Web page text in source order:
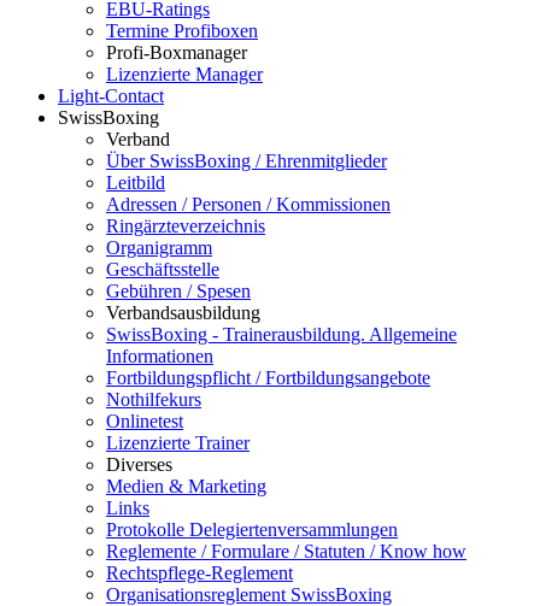
EBU-Ratings
Termine Profiboxen
Profi-Boxmanager
Lizenzierte Manager
Light-Contact
SwissBoxing
Verband
Über SwissBoxing / Ehrenmitglieder
Leitbild
Adressen / Personen / Kommissionen
Ringärzteverzeichnis
Organigramm
Geschäftsstelle
Gebühren / Spesen
Verbandsausbildung
SwissBoxing - Trainerausbildung. Allgemeine
Informationen
Fortbildungspflicht / Fortbildungsangebote
Nothilfekurs
Onlinetest
Lizenzierte Trainer
Diverses
Medien & Marketing
Links
Protokolle Delegiertenversammlungen
Reglemente / Formulare / Statuten / Know how
Rechtspflege-Reglement
Organisationsreglement SwissBoxing